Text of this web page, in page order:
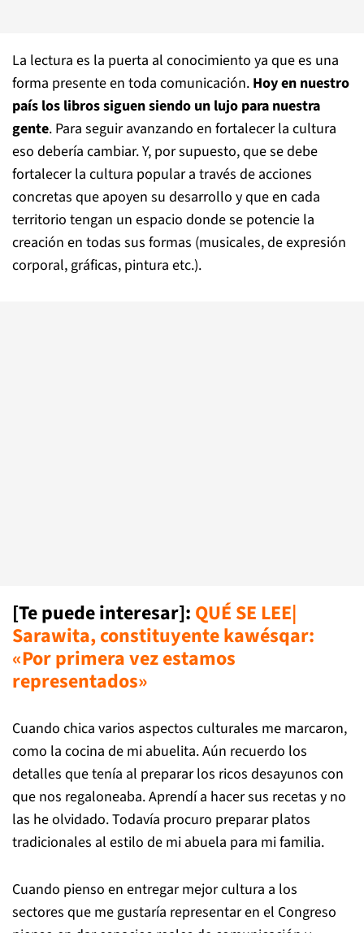
La lectura es la puerta al conocimiento ya que es una
forma presente en toda comunicación. Hoy en nuestro
país los libros siguen siendo un lujo para nuestra
gente. Para seguir avanzando en fortalecer la cultura
eso debería cambiar.Y, por supuesto, que se debe
fortalecer la cultura popular a través de acciones
concretas que apoyen su desarrollo y que en cada
territorio tengan un espacio donde se potencie la
creación en todas sus formas (musicales, de expresión
corporal, gráficas, pintura etc.).
[Te puede interesar]: QUÉ SE LEE|
Sarawita, constituyente kawésqar:
«Por primera vez estamos
representados»
Cuando chica varios aspectos culturales me marcaron,
como la cocina de mi abuelita. Aún recuerdo los
detalles que tenía al preparar los ricos desayunos con
que nos regaloneaba. Aprendí a hacer sus recetas y no
las he olvidado. Todavía procuro preparar platos
tradicionales al estilo de mi abuela para mi familia.
Cuando pienso en entregar mejor cultura a los
sectores que me gustaría representar en el Congreso